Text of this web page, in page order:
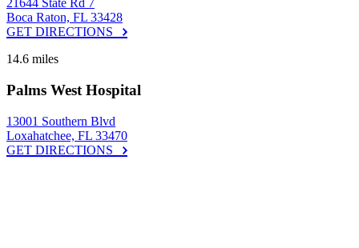
21644 State Rd 7
Boca Raton, FL 33428
GET DIRECTIONS
14.6 miles
Palms West Hospital
13001 Southern Blvd
Loxahatchee, FL 33470
GET DIRECTIONS